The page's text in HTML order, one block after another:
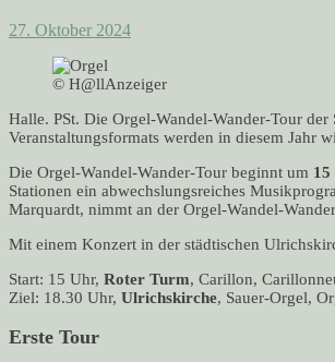
27. Oktober 2024
© H@llAnzeiger
Halle. PSt. Die Orgel-Wandel-Wander-Tour
Veranstaltungsformats werden in diesem Jahr
Die Orgel-Wandel-Wander-Tour beginnt um
Stationen ein abwechslungsreiches
Marquardt, nimmt an der Orgel-Wandel-
Mit einem Konzert in der städtischen
Start: 15 Uhr, Roter Turm, Carillon,
Ziel: 18.30 Uhr, Ulrichskirche, Sauer-Orgel,
Erste Tour